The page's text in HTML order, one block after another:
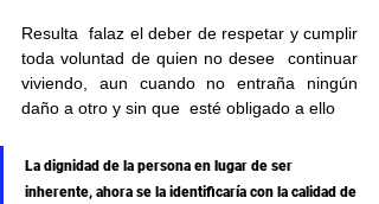
Resulta  falaz el deber de respetar y cumplir
toda voluntad de quien no desee  continuar
viviendo, aun cuando no entraña ningún
daño a otro y sin que  esté obligado a ello
La dignidad de la persona en lugar de ser
inherente, ahora se la identificaría con la calidad de